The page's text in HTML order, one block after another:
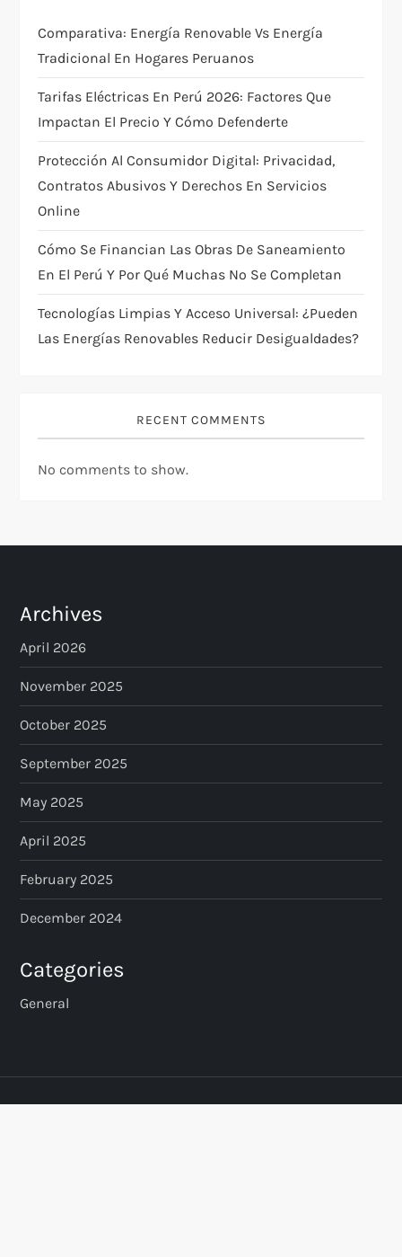
a
t
i
o
n
Comparativa: Energía Renovable Vs Energía
Tradicional En Hogares Peruanos
Tarifas Eléctricas En Perú 2026: Factores Que
Impactan El Precio Y Cómo Defenderte
Protección Al Consumidor Digital: Privacidad,
Contratos Abusivos Y Derechos En Servicios
Online
Cómo Se Financian Las Obras De Saneamiento
En El Perú Y Por Qué Muchas No Se Completan
Tecnologías Limpias Y Acceso Universal: ¿pueden
Las Energías Renovables Reducir Desigualdades?
RECENT COMMENTS
No comments to show.
Archives
April 2026
November 2025
October 2025
September 2025
May 2025
April 2025
February 2025
December 2024
Categories
General